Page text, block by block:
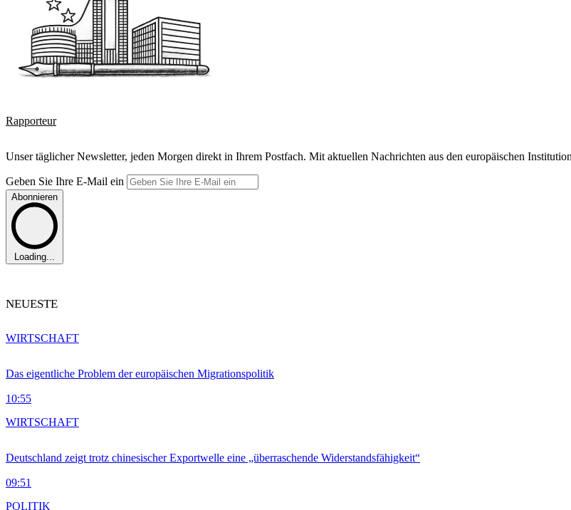
Rapporteur
Unser täglicher Newsletter, jeden Morgen direkt in Ihrem Postfach. Mit aktuellen Nachrichten aus den europäischen
Geben Sie Ihre E-Mail ein
Abonnieren
Loading...
NEUESTE
Das eigentliche Problem der europäischen Migrationspolitik
10:55
WIRTSCHAFT
Deutschland zeigt trotz chinesischer Exportwelle eine „überraschende Widerstandsfähigkeit“
09:51
WIRTSCHAFT
POLITIK